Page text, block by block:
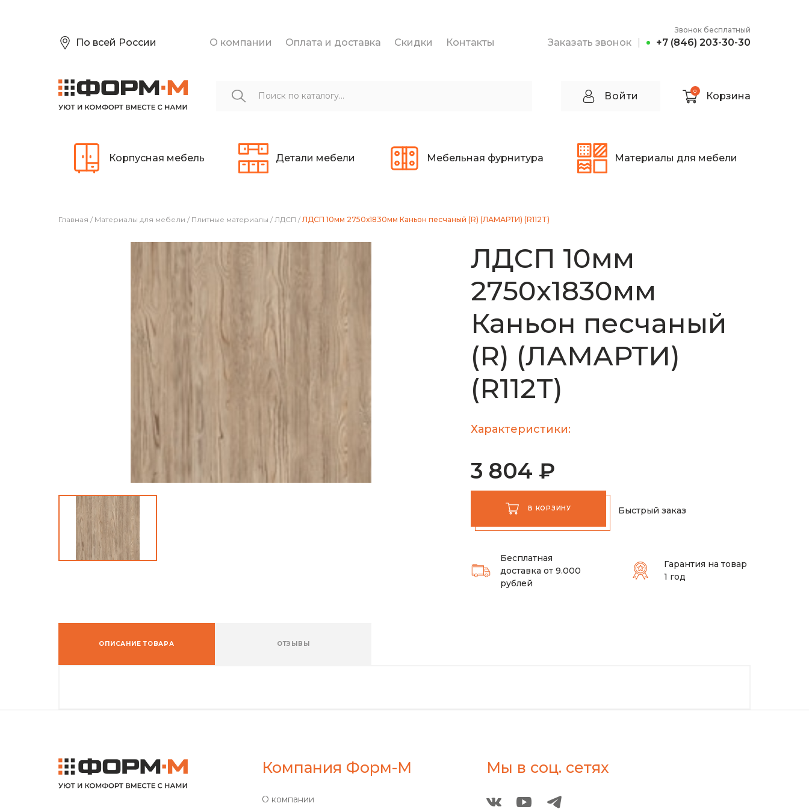
По всей России О компании Оплата и доставка Скидки Контакты Заказать звонок
Звонок бесплатный
+7 (846) 203-30-30
Войти 0 Корзина
Корпусная мебель Детали мебели Мебельная фурнитура Материалы для мебели
Главная / Материалы для мебели / Плитные материалы / ЛДСП / ЛДСП 10мм 2750х1830мм Каньон песчаный (R) (ЛАМАРТИ) (R112T)
ЛДСП 10мм
2750х1830мм
Каньон песчаный
(R) (ЛАМАРТИ)
(R112T)
Характеристики:
3 804 ₽
В КОРЗИНУ Быстрый заказ
Бесплатная
доставка от 9.000
рублей
Гарантия на товар
1 год
ОПИСАНИЕ ТОВАРА ОТЗЫВЫ
Компания Форм-М
О компании
Мы в соц. сетях